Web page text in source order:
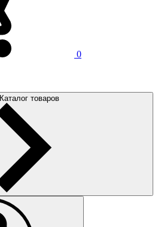
0
Каталог товаров